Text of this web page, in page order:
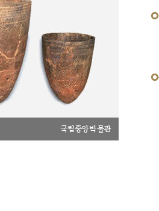
국립중앙박물관